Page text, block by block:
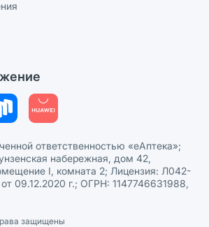
соглашение
обработки персональных данных
ответственностью «еАптека»;
набережная, дом 42,
I, комната 2; Лицензия: Л042-
09.12.2020 г.; ОГРН: 1147746631988,
защищены